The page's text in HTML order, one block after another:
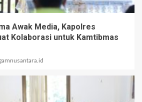
Awak Media, Kapolres
Kolaborasi untuk Kamtibmas